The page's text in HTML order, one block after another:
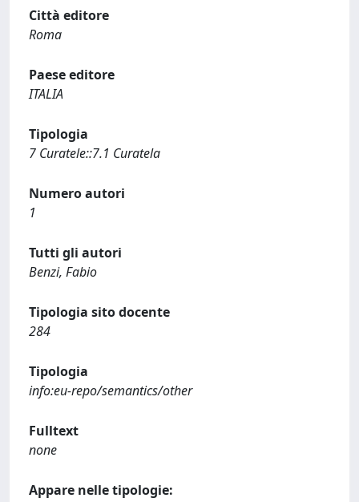
Città editore
Roma
Paese editore
ITALIA
Tipologia
7 Curatele::7.1 Curatela
Numero autori
1
Tutti gli autori
Benzi, Fabio
Tipologia sito docente
284
Tipologia
info:eu-repo/semantics/other
Fulltext
none
Appare nelle tipologie: